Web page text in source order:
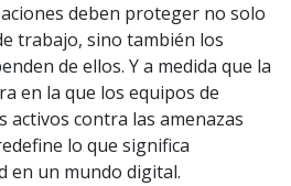
deben proteger no solo
trabajo, sino también los
de ellos. Y a medida que la
en la que los equipos de
contra las amenazas
lo que significa
en un mundo digital.